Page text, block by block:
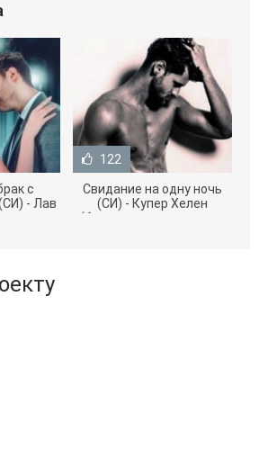
с
- Лав
122
Свидание на одну ночь
(СИ) - Купер Хелен
(бесплатные серии книг